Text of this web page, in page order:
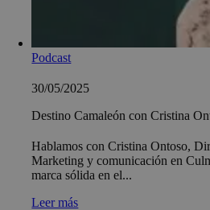
Podcast
30/05/2025
Destino Camaleón con Cristina
Hablamos con Cristina Ontoso,
Marketing y comunicación en
marca sólida en el...
Leer más